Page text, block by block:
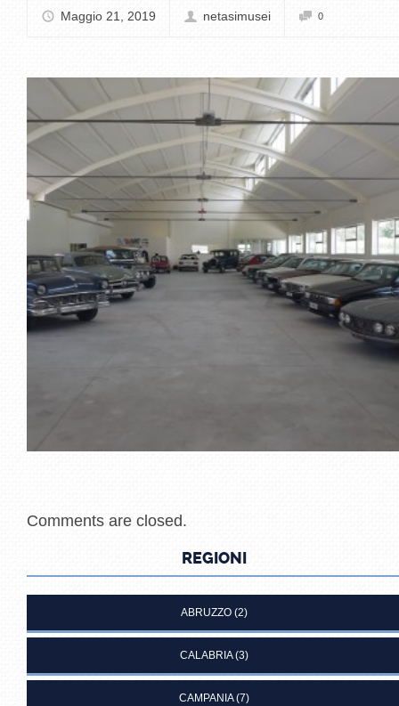
Maggio 21, 2019 netasimusei 0
Comments are closed.
REGIONI
ABRUZZO(2)
CALABRIA(3)
CAMPANIA(7)